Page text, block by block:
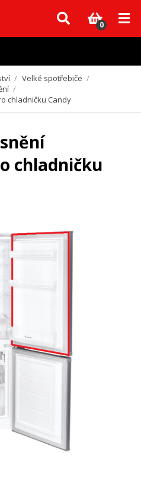
dodání dílů, které nejsou skladem,
za pochopení.
0
/ Velké spotřebiče /
/
chladničku Candy
chladničku